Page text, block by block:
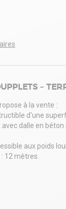
–
à la vente :
d'une
dalle en
aux poids
12 mètres.